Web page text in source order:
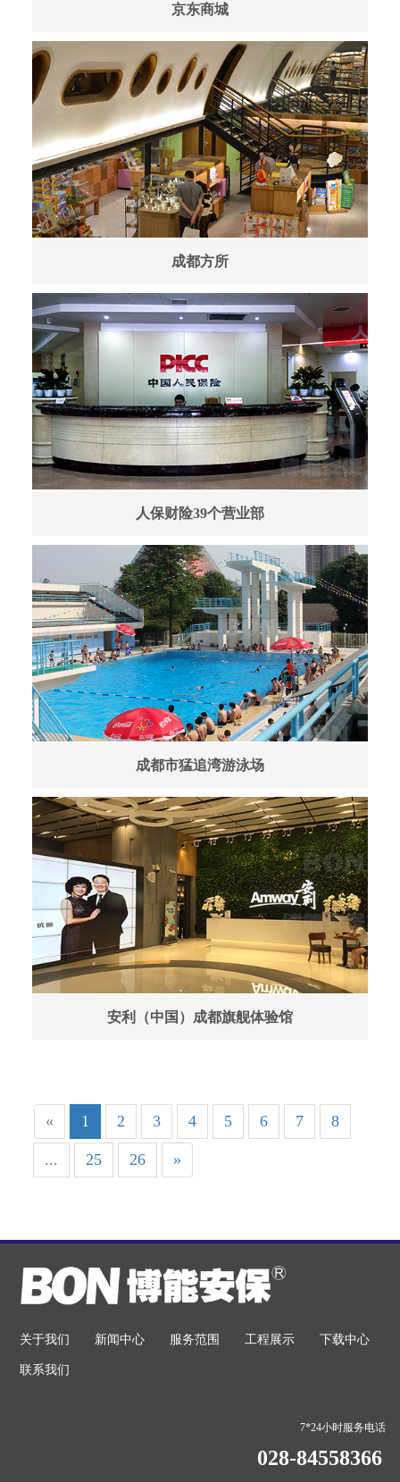
京东商城
成都方所
人保财险39个营业部
成都市猛追湾游泳场
安利（中国）成都旗舰体验馆
« 1 2 3 4 5 6 7 8
... 25 26 »
关于我们 新闻中心 服务范围 工程展示 下载中心
联系我们
7*24小时服务电话
028-84558366